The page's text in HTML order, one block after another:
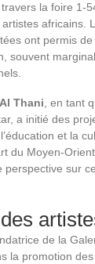
travers la foire 1-
africains.
ont permis
souvent
Thani, en tant
a initié des
et la
du Moyen-
perspective sur
de la
la promotion